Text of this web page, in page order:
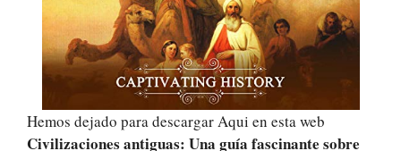
Hemos dejado para descargar Aqui en esta web
Civilizaciones antiguas: Una guía fascinante sobre